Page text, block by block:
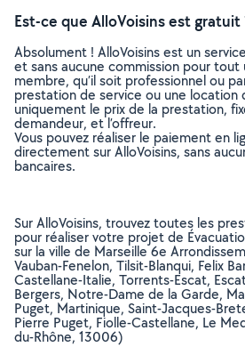
Est-ce que AlloVoisins est gratuit
Absolument ! AlloVoisins est un
et sans aucune commission pour
membre, qu’il soit professionnel ou
prestation de service ou une location
uniquement le prix de la prestation,
demandeur, et l’offreur.
Vous pouvez réaliser le paiement en
directement sur AlloVoisins, sans
bancaires.
Sur AlloVoisins, trouvez toutes les
pour réaliser votre projet de
sur la ville de Marseille 6e
Vauban-Fenelon, Tilsit-Blanqui, Felix
Castellane-Italie, Torrents-Escat,
Bergers, Notre-Dame de la Garde,
Puget, Martinique, Saint-Jacques-
Pierre Puget, Fiolle-Castellane, Le
du-Rhône, 13006)